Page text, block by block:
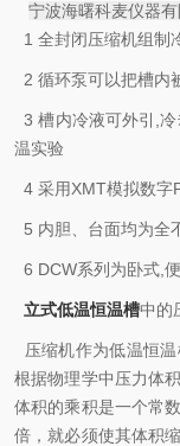
宁波海曙科麦仪器有
1 全封闭压缩机组制
2 循环泵可以把槽内
3 槽内冷液可外引,
温实验
4 采用XMT模拟数字
5 内胆、台面均为全
6 DCW系列为卧式,
立式低温恒温槽中的
压缩机作为低温恒
根据物理学中压力体
体积的乘积是一个常
倍，就必须使其体积